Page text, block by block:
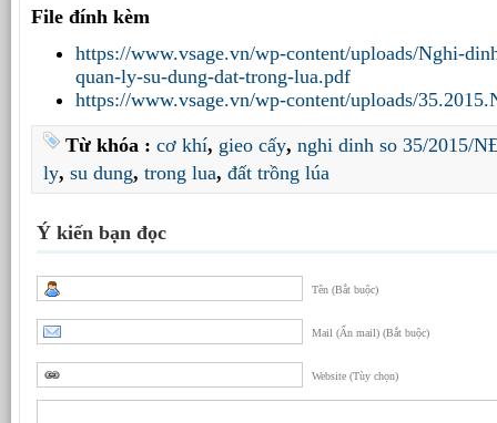
File đính kèm
https://www.vsage.vn/wp-content/uploads/Nghi-
quan-ly-su-dung-dat-trong-lua.pdf
https://www.vsage.vn/wp-content/uploads/
Từ khóa : cơ khí, gieo cấy, nghi dinh so 35/2015/
ly, su dung, trong lua, đất trồng lúa
Ý kiến bạn đọc
Tên (Bắt buộc)
Mail (Ẩn mail) (Bắt buộc)
Website (Tùy chọn)